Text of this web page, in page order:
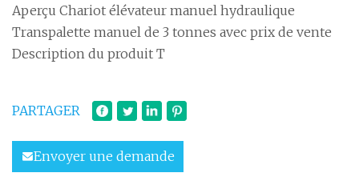
Aperçu Chariot élévateur manuel hydraulique
Transpalette manuel de 3 tonnes avec prix de vente
Description du produit T
PARTAGER
Envoyer une demande